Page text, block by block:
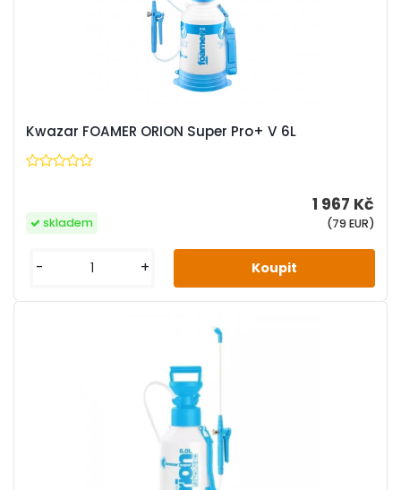
Kwazar FOAMER ORION Super Pro+ V 6L
1 967 Kč
(79 EUR)
skladem
- +